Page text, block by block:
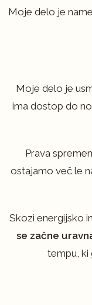
Moje delo je
Moje delo je
ima dostop do
Prava
ostajamo več le
Skozi energijsko
se začne
tempu, ki